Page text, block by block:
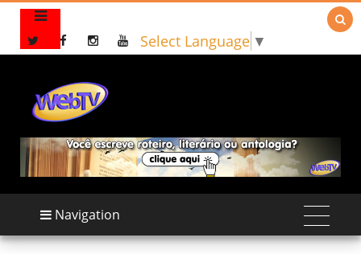
Select Language ▼

Navigation